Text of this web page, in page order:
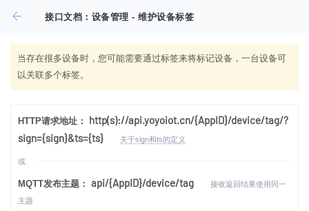
接口文档：设备管理 - 维护设备标签
当存在很多设备时，您可能需要通过标签来将标记设备，一台设备可
以关联多个标签。
HTTP请求地址：
http(s)://api.yoyoiot.cn/{AppID}/device/tag/?
sign={sign}&ts={ts}
关于sign和ts的定义
或
MQTT发布主题： api/{AppID}/device/tag
接收返回结果使用同一
主题